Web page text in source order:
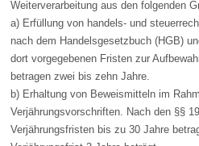
Weiterverarbeitung aus den folgenden
a) Erfüllung von handels- und
nach dem Handelsgesetzbuch (HGB)
dort vorgegebenen Fristen zur
betragen zwei bis zehn Jahre.
b) Erhaltung von Beweismitteln im
Verjährungsvorschriften. Nach den §§
Verjährungsfristen bis zu 30 Jahre